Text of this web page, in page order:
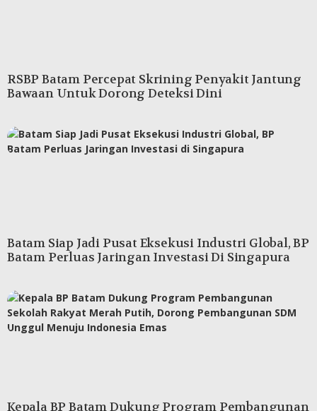
RSBP Batam Percepat Skrining Penyakit Jantung
Bawaan Untuk Dorong Deteksi Dini
Batam Siap Jadi Pusat Eksekusi Industri Global, BP
Batam Perluas Jaringan Investasi Di Singapura
Kepala BP Batam Dukung Program Pembangunan